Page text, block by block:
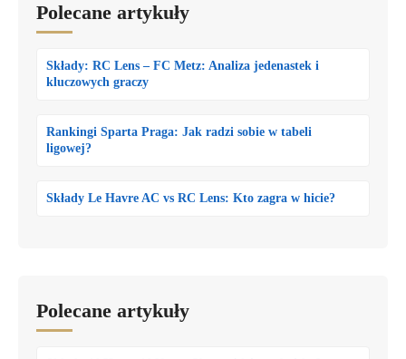
Polecane artykuły
Składy: RC Lens – FC Metz: Analiza jedenastek i
kluczowych graczy
Rankingi Sparta Praga: Jak radzi sobie w tabeli
ligowej?
Składy Le Havre AC vs RC Lens: Kto zagra w hicie?
Polecane artykuły